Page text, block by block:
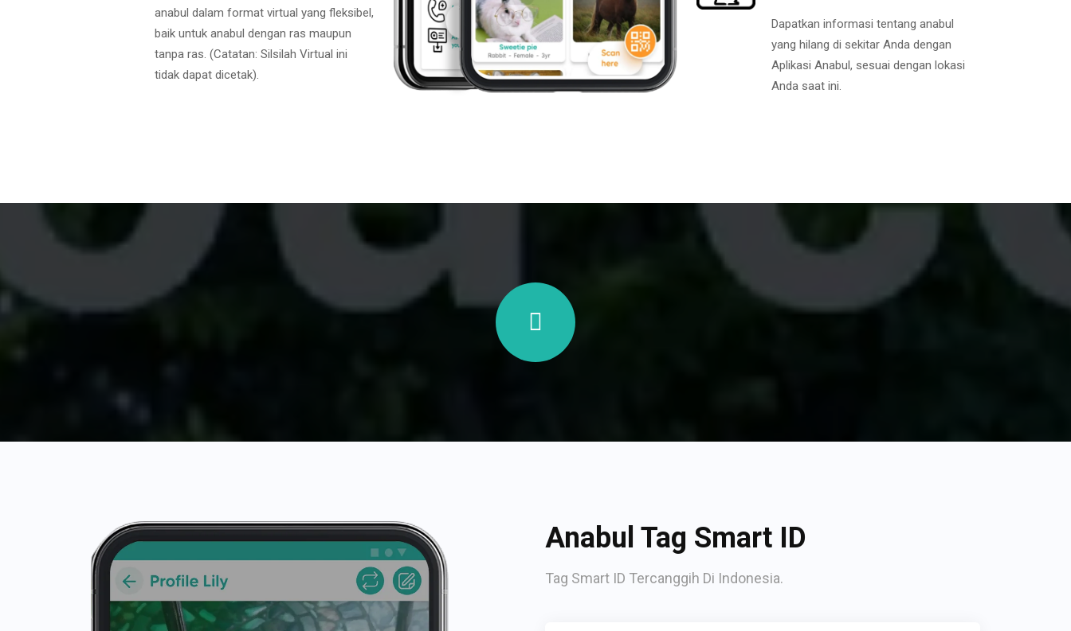
anabul dalam format virtual yang fleksibel,
baik untuk anabul dengan ras maupun
tanpa ras. (Catatan: Silsilah Virtual ini
tidak dapat dicetak).
Dapatkan informasi tentang anabul
yang hilang di sekitar Anda dengan
Aplikasi Anabul, sesuai dengan lokasi
Anda saat ini.
Anabul Tag Smart ID
Tag Smart ID Tercanggih Di Indonesia.